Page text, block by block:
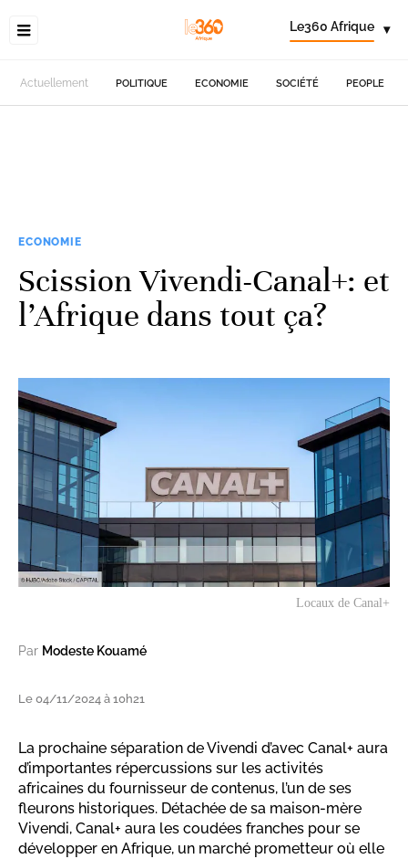
Le360 Afrique ▾
Actuellement POLITIQUE ECONOMIE SOCIÉTÉ PEOPLE
ECONOMIE
Scission Vivendi-Canal+: et
l’Afrique dans tout ça?
Locaux de Canal+
Par Modeste Kouamé
Le 04/11/2024 à 10h21
La prochaine séparation de Vivendi d’avec Canal+ aura
d’importantes répercussions sur les activités
africaines du fournisseur de contenus, l’un de ses
fleurons historiques. Détachée de sa maison-mère
Vivendi, Canal+ aura les coudées franches pour se
développer en Afrique, un marché prometteur où elle